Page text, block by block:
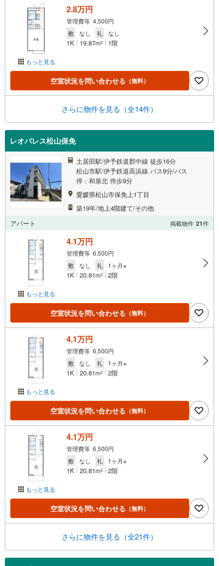
もっと見る
2.8万円
管理費等 4,500円
敷
なし 礼 なし
1K 19.87m2 1階
空室状況を問い合わせる （無料）
さらに物件を見る（全14件）
レオパレス松山保免
土居田駅/伊予鉄道郡中線 徒歩16分
松山市駅/伊予鉄道高浜線 バス9分/バス
停：和泉北 停歩9分
愛媛県松山市保免上1丁目
築19年/地上4階建て/その他
アパート
掲載物件 21件
もっと見る
4.1万円
管理費等 6,500円
敷
なし 礼 1ヶ月※
1K 20.81m2 2階
空室状況を問い合わせる （無料）
もっと見る
4.1万円
管理費等 6,500円
敷
なし 礼 1ヶ月※
1K 20.81m2 2階
空室状況を問い合わせる （無料）
もっと見る
4.1万円
管理費等 6,500円
敷
なし 礼 1ヶ月※
1K 20.81m2 2階
空室状況を問い合わせる （無料）
さらに物件を見る（全21件）